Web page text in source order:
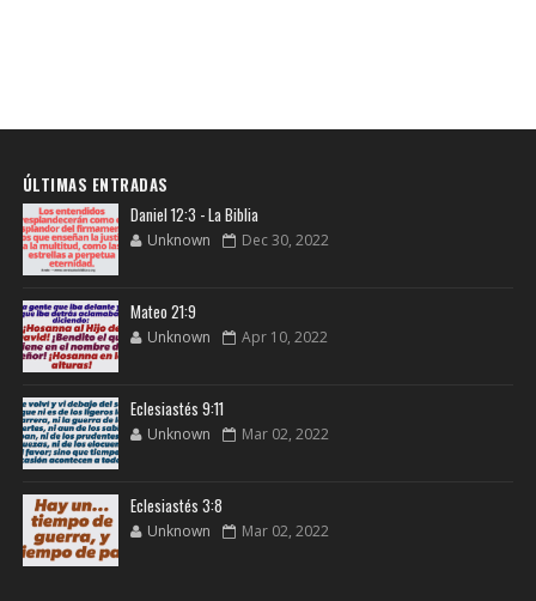
ÚLTIMAS ENTRADAS
Daniel 12:3 - La Biblia
Unknown Dec 30, 2022
Mateo 21:9
Unknown Apr 10, 2022
Eclesiastés 9:11
Unknown Mar 02, 2022
Eclesiastés 3:8
Unknown Mar 02, 2022